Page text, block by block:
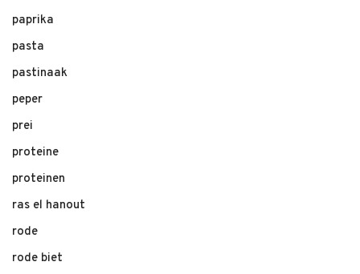
paprika
pasta
pastinaak
peper
prei
proteine
proteinen
ras el hanout
rode
rode biet